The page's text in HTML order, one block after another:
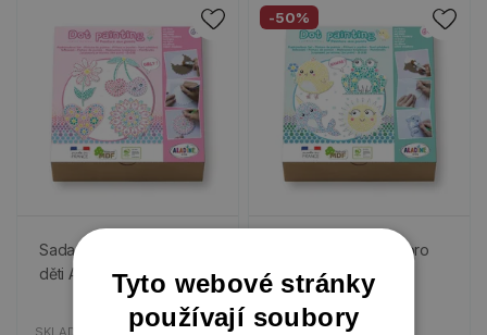
Sada na tečkování pro
děti Aladine - Pro holky
SKLADEM
-50%
Sada na tečkování pro
děti Aladine - Kawaii
Tyto webové stránky
používají soubory